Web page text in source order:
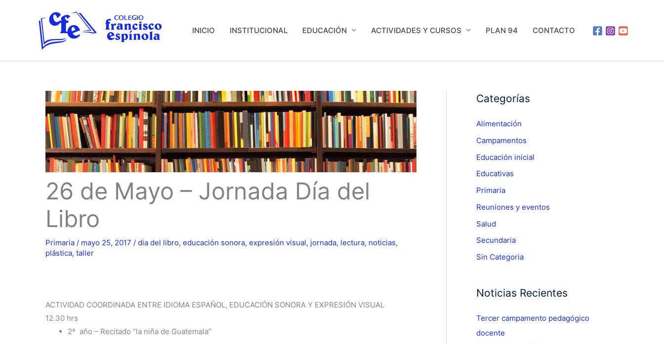
INICIO INSTITUCIONAL EDUCACIÓN ACTIVIDADES Y CURSOS PLAN 94 CONTACTO
26 de Mayo – Jornada Día del
Libro
Primaria / mayo 25, 2017 / dia del libro, educación sonora, expresión visual, jornada, lectura, noticias,
plástica, taller
ACTIVIDAD COORDINADA ENTRE IDIOMA ESPAÑOL, EDUCACIÓN SONORA Y EXPRESIÓN VISUAL
12.30 hrs
2º año – Recitado “la niña de Guatemala”
Categorías
Alimentación
Campamentos
Educación inicial
Educativas
Primaria
Reuniones y eventos
Salud
Secundaria
Sin Categoria
Noticias Recientes
Tercer campamento pedagógico
docente